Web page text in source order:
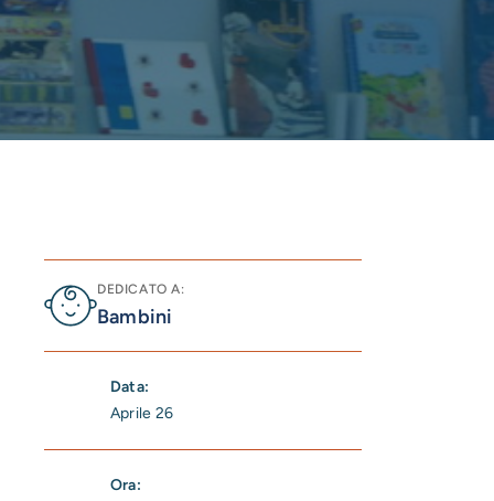
DEDICATO A:
Bambini
Data:
Aprile 26
Ora: